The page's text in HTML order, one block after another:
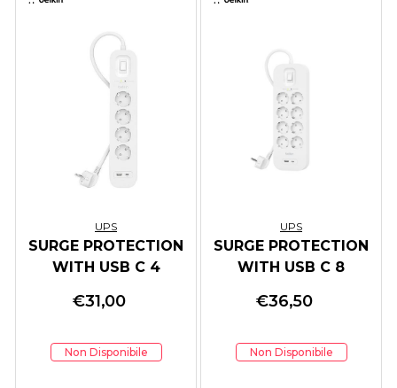
UPS
SURGE PROTECTION
WITH USB C 4
€31,00
Non Disponibile
UPS
SURGE PROTECTION
WITH USB C 8
€36,50
Non Disponibile